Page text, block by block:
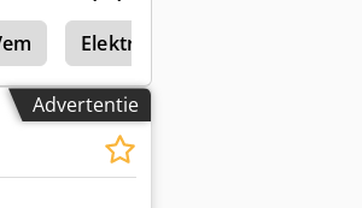
Elektromotor
Advertentie